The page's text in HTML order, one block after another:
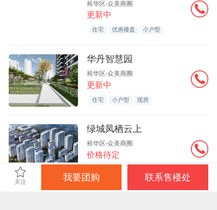
裕华区-众美商圈
更新中
住宅 优惠楼盘 小户型
华丹智慧园
裕华区-众美商圈
更新中
住宅 小户型 现房
绿城凤栖云上
裕华区-众美商圈
价格待定
关注 我要团购 联系售楼处